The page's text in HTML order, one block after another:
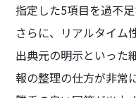
指定した5項目を過不足
さらに、リアルタイム
出典元の明示といった
報の整理の仕方が非常